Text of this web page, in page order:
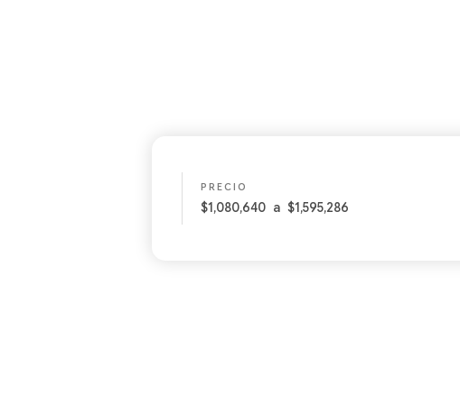
PRECIO
$1,080,640 a $1,595,286